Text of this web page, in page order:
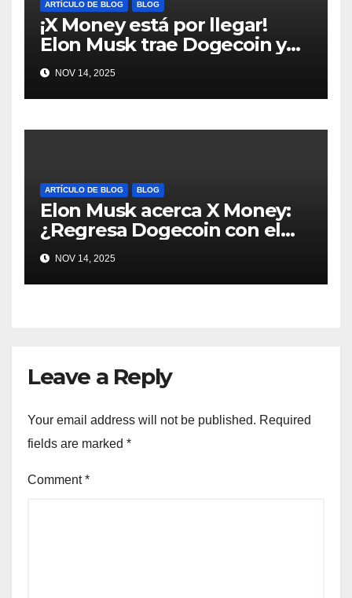
ARTÍCULO DE BLOG BLOG
¡X Money está por llegar!
Elon Musk trae Dogecoin y
más al mundo de pagos
#Crypto #Dogecoin
NOV 14, 2025
ARTÍCULO DE BLOG BLOG
Elon Musk acerca X Money:
¿Regresa Dogecoin con el
nuevo pago nativo? #Cripto
#Dogecoin
NOV 14, 2025
Leave a Reply
Your email address will not be published. Required
fields are marked *
Comment*